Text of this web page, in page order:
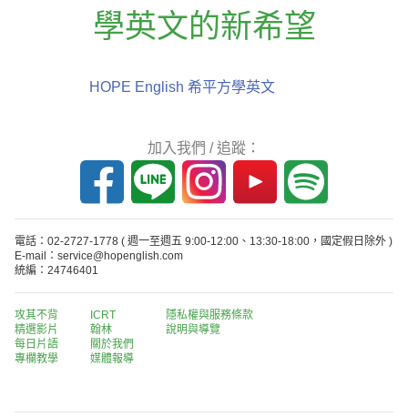
學英文的新希望
HOPE English 希平方學英文
加入我們 / 追蹤：
電話：02-2727-1778 ( 週一至週五 9:00-12:00、13:30-18:00，國定假日除外 )
E-mail：service@hopenglish.com
統編：24746401
攻其不背
精選影片
每日片語
專欄教學
ICRT
翰林
關於我們
媒體報導
隱私權與服務條款
說明與導覽